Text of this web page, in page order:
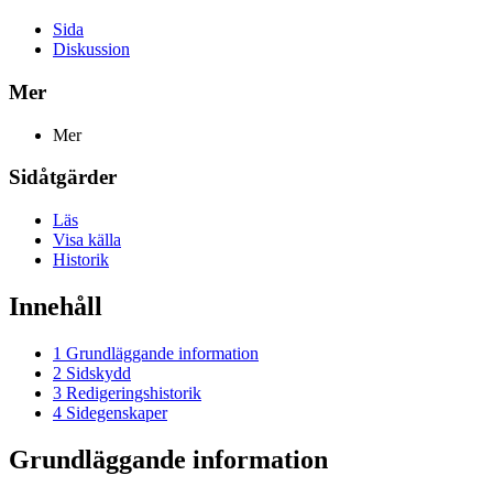
Sida
Diskussion
Mer
Mer
Sidåtgärder
Läs
Visa källa
Historik
Innehåll
1 Grundläggande information
2 Sidskydd
3 Redigeringshistorik
4 Sidegenskaper
Grundläggande information